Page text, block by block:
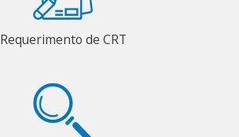
Requerimento de CRT